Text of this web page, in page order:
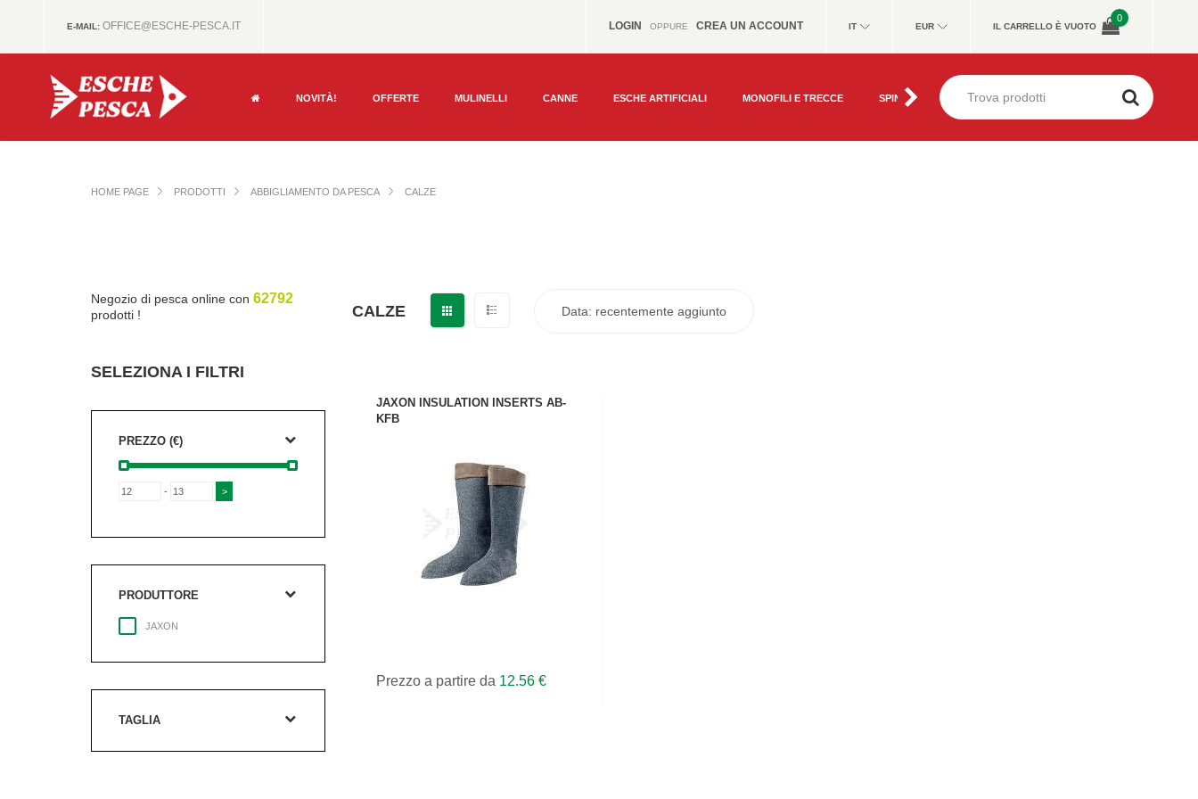
E-MAIL: OFFICE@ESCHE-PESCA.IT LOGIN OPPURE CREA UN ACCOUNT IT EUR IL CARRELLO È VUOTO
0
NOVITÀ! OFFERTE MULINELLI CANNE ESCHE ARTIFICIALI MONOFILI E TRECCE SPINNING, CASTING FEEDER, MATCH METHOD
HOME PAGE PRODOTTI ABBIGLIAMENTO DA PESCA CALZE
CALZE
JAXON INSULATION INSERTS AB-
KFB
VEDI IL PRODOTTO
Prezzo a partire da 12.56 €
Negozio di pesca online con 62792
prodotti !
SELEZIONA I FILTRI
PREZZO (€)
-
PRODUTTORE
JAXON
TAGLIA